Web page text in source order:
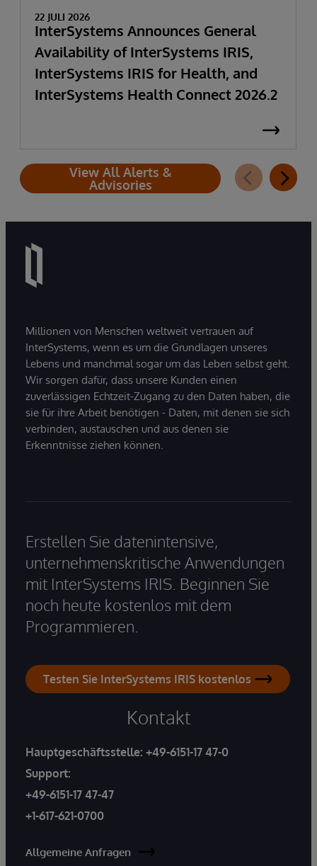
22 JULI 2026
InterSystems Announces General
Availability of InterSystems IRIS,
InterSystems IRIS for Health, and
InterSystems Health Connect 2026.2
View All Alerts &
Advisories
Millionen von Menschen weltweit vertrauen auf
InterSystems, wenn es um die Grundlagen unseres
Lebens und manchmal sogar um das Leben selbst geht.
Wir sorgen dafür, dass unsere Kunden einen
zuverlässigen Echtzeit-Zugang zu den Daten haben, die
sie für ihre Arbeit benötigen - Daten, mit denen sie sich
verbinden, austauschen und aus denen sie
Erkenntnisse ziehen können.
Erstellen Sie datenintensive,
unternehmenskritische Anwendungen
mit InterSystems IRIS. Beginnen Sie
noch heute kostenlos mit dem
Programmieren.
Testen Sie InterSystems IRIS kostenlos
Kontakt
Hauptgeschäftsstelle: +49-6151-17 47-0
Support:
+49-6151-17 47-47
+1-617-621-0700
Allgemeine Anfragen